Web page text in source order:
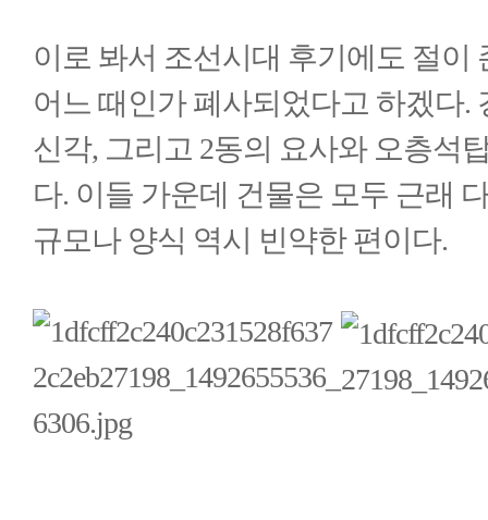
이로 봐서 조선시대 후기에도 절이
어느 때인가 폐사되었다고 하겠다.
신각, 그리고 2동의 요사와 오층석
다. 이들 가운데 건물은 모두 근래
규모나 양식 역시 빈약한 편이다.